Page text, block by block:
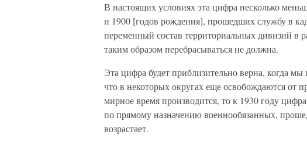
В настоящих условиях эта цифра несколько
и 1900 [годов рождения], прошедших службу в
переменный состав территориальных дивизий в
таким образом перебрасываться не должна.
Эта цифра будет приблизительно верна, когда
что в некоторых округах еще освобождаются от
мирное время производится, то к 1930 году
по прямому назначению военнообязанных,
возрастает.